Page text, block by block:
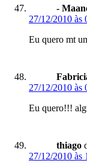
-
27/12/2010 às
Eu quero mt
27/12/2010 às
Eu quero!!!
thiago
27/12/2010 às